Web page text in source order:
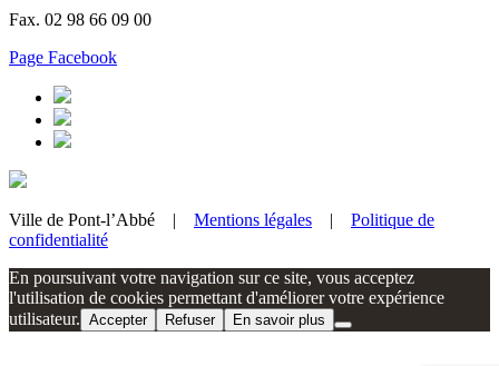
Fax. 02 98 66 09 00
Page Facebook
Ville de Pont-l’Abbé | Mentions légales | Politique de
confidentialité
En poursuivant votre navigation sur ce site, vous acceptez
l'utilisation de cookies permettant d'améliorer votre expérience
utilisateur. Accepter Refuser En savoir plus